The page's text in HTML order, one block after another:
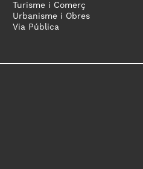
Turisme i Comerç
Urbanisme i Obres
Via Pública